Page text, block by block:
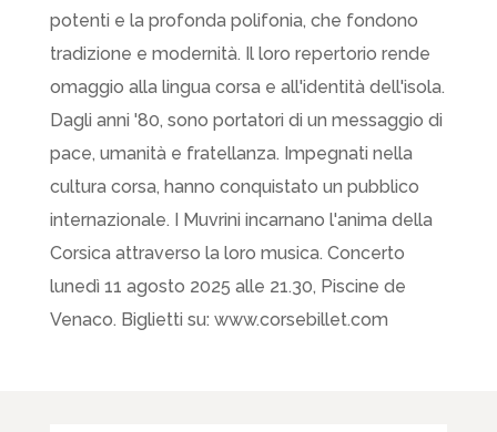
potenti e la profonda polifonia, che fondono
tradizione e modernità. Il loro repertorio rende
omaggio alla lingua corsa e all'identità dell'isola.
Dagli anni '80, sono portatori di un messaggio di
pace, umanità e fratellanza. Impegnati nella
cultura corsa, hanno conquistato un pubblico
internazionale. I Muvrini incarnano l'anima della
Corsica attraverso la loro musica. Concerto
lunedì 11 agosto 2025 alle 21.30, Piscine de
Venaco. Biglietti su: www.corsebillet.com